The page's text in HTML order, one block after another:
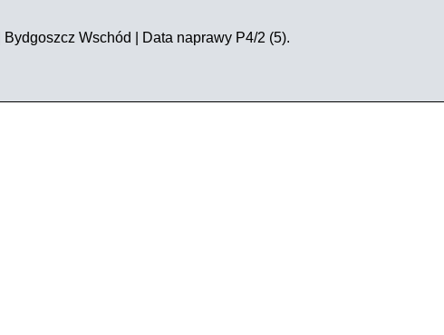
| Bydgoszcz Wschód | Data naprawy P4/2 (5).